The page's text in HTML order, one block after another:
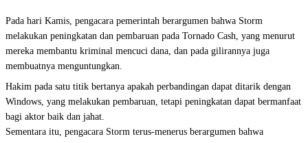
Pada hari Kamis, pengacara pemerintah berargumen bahwa Storm
melakukan peningkatan dan pembaruan pada Tornado Cash, yang menurut
mereka membantu kriminal mencuci dana, dan pada gilirannya juga
membuatnya menguntungkan.
Hakim pada satu titik bertanya apakah perbandingan dapat ditarik dengan
Windows, yang melakukan pembaruan, tetapi peningkatan dapat bermanfaat
bagi aktor baik dan jahat.
Sementara itu, pengacara Storm terus-menerus berargumen bahwa